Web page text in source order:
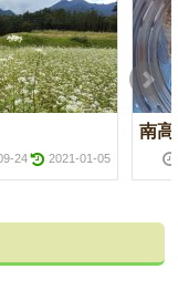
24 2021-01-05
南高